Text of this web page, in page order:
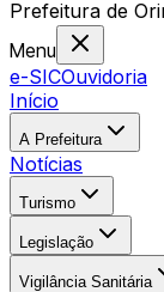
Prefeitura de
Menu
e-SICOuvidoria
Início
A Prefeitura
Notícias
Turismo
Legislação
Vigilância Sanitária